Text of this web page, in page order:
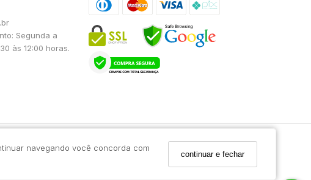
navegando você concorda com
continuar e fechar
Segunda a
às 12:00 horas.